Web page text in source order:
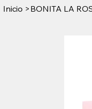
Inicio > BONITA LA